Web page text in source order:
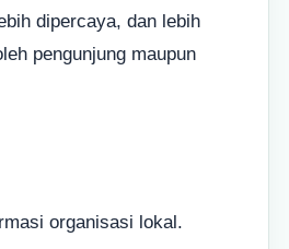
dipercaya, dan lebih
pengunjung maupun
organisasi lokal.